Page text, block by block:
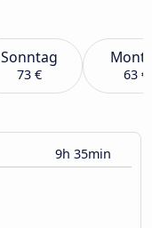
Sonntag
73 € 63 €
9h 35min